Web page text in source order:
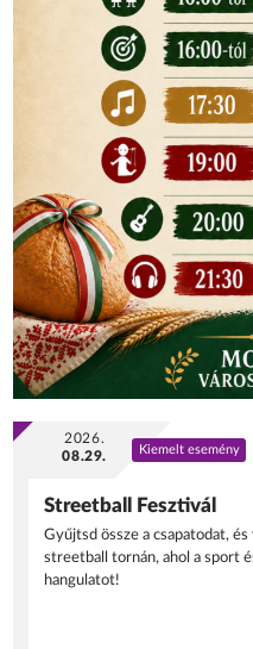
2026.
08.29.
Kiemelt esemény
Streetball Fesztivál
Gyűjtsd össze a csapatodat,
streetball tornán, ahol a sport
hangulatot!